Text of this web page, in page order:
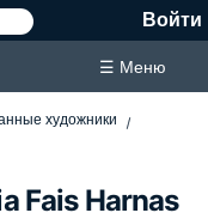
Войти
☰ Меню
художники
Fais Harnas